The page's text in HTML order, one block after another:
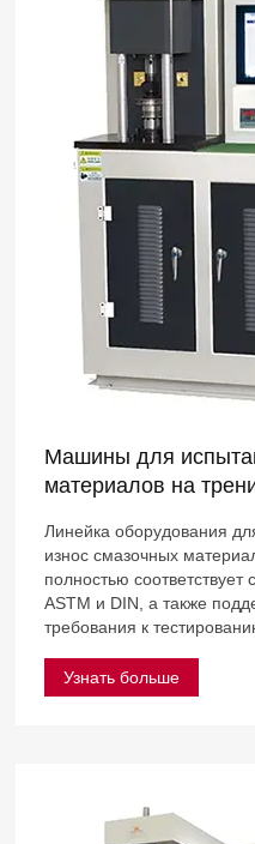
Машины для
материалов на
Линейка оборудования
износ смазочных
полностью
ASTM и DIN, а также
требования к
Узнать больше